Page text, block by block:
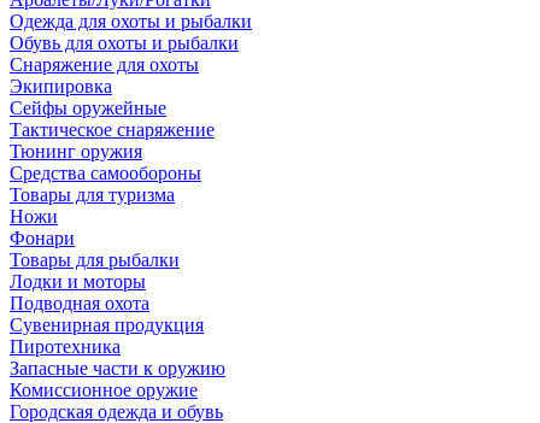
Одежда для охоты и рыбалки
Обувь для охоты и рыбалки
Снаряжение для охоты
Экипировка
Сейфы оружейные
Тактическое снаряжение
Тюнинг оружия
Средства самообороны
Товары для туризма
Ножи
Фонари
Товары для рыбалки
Лодки и моторы
Подводная охота
Сувенирная продукция
Пиротехника
Запасные части к оружию
Комиссионное оружие
Городская одежда и обувь